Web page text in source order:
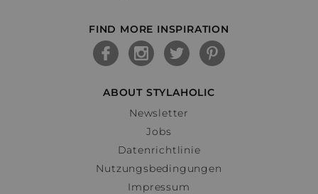
FIND MORE INSPIRATION
ABOUT STYLAHOLIC
Newsletter
Jobs
Datenrichtlinie
Nutzungsbedingungen
Impressum